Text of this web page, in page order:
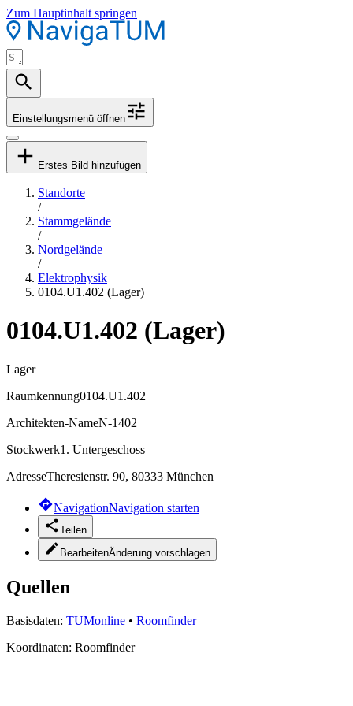
Zum Hauptinhalt springen
Einstellungsmenü öffnen
Erstes Bild hinzufügen
Standorte
/
Stammgelände
/
Nordgelände
/
Elektrophysik
0104.U1.402 (Lager)
0104.U1.402 (Lager)
Lager
Raumkennung0104.U1.402
Architekten-NameN-1402
Stockwerk1. Untergeschoss
AdresseTheresienstr. 90, 80333 München
NavigationNavigation starten
Teilen
BearbeitenÄnderung vorschlagen
Quellen
Basisdaten: TUMonline • Roomfinder
Koordinaten: Roomfinder